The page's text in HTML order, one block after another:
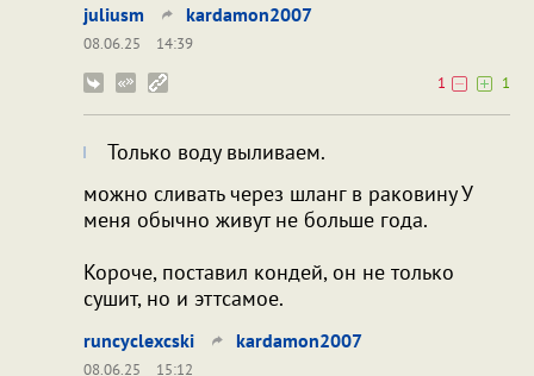
juliusm kardamon2007
08.06.25
14:39
1
1
Только воду выливаем.
можно сливать через шланг в раковину У
меня обычно живут не больше года.
Короче, поставил кондей, он не только
сушит, но и эттсамое.
runcyclexcski kardamon2007
08.06.25
15:12